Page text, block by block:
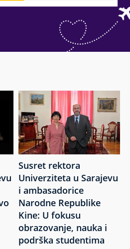
Susret rektora
Univerziteta u Sarajevu
i ambasadorice
Narodne Republike
Kine: U fokusu
obrazovanje, nauka i
podrška studentima